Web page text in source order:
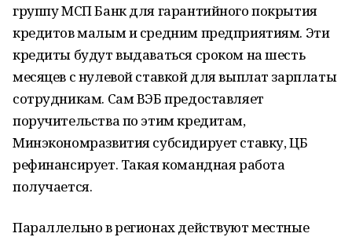
группу МСП Банк для гарантийного покрытия
кредитов малым и средним предприятиям. Эти
кредиты будут выдаваться сроком на шесть
месяцев с нулевой ставкой для выплат зарплаты
сотрудникам. Сам ВЭБ предоставляет
поручительства по этим кредитам,
Минэкономразвития субсидирует ставку, ЦБ
рефинансирует. Такая командная работа
получается.
Параллельно в регионах действуют местные